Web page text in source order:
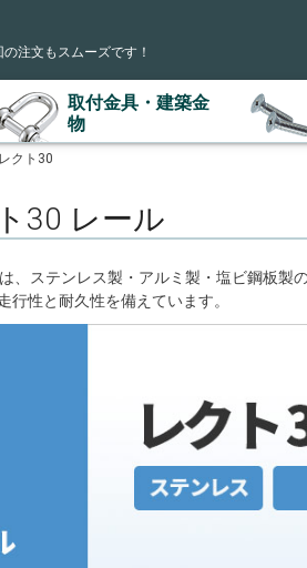
の注文もスムーズです！
取付金具・建築金
物
レクト30
30 レール
、ステンレス製・アルミ製・塩ビ鋼板
行性と耐久性を備えています。